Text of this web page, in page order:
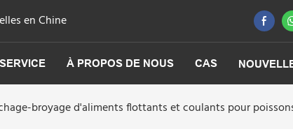
en Chine
SERVICE À PROPOS DE NOUS CAS
broyage d'aliments flottants et coulants pour